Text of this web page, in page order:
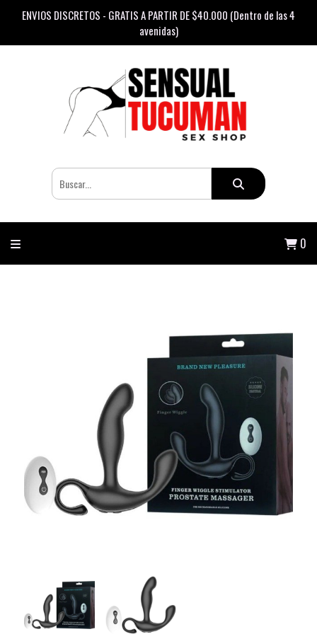
ENVIOS DISCRETOS - GRATIS A PARTIR DE $40.000 (Dentro de las 4
avenidas)
0